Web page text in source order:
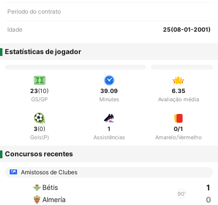
Período do contrato
Idade 25(08-01-2001)
Estatísticas de jogador
23(10)
GS/GP
39.09
Minutes
6.35
Avaliação média
3(0)
Gols(P)
1
Assistências
0/1
Amarelo/Vermelho
Concursos recentes
Amistosos de Clubes
Bétis
Almería
90'
1
0